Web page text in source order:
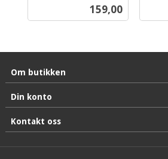
Pris
159,00
Om butikken
Din konto
Kontakt oss